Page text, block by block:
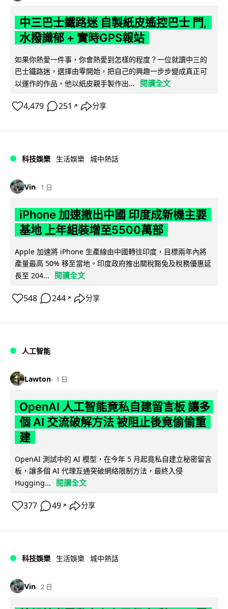
中三巴士鐵路迷 自製紙皮遙控巴士 門,
水撥識郁 + 實時GPS報站
如果你熱愛一件事，你會熱愛到怎樣的程度？一位就讀中三的
巴士鐵路迷，選擇由零開始，把自己的興趣一步步變成真正可
以運作的作品。他以紙皮親手製作出...
閱讀全文
4,479 251 ↗ 分享
科技娛樂 生活娛樂 城中熱話
Vin 1 日
iPhone 加速撤出中國 印度成新機主要
基地 上年組裝增至5500萬部
Apple 加速將 iPhone 生產線由中國轉往印度，目標兩年內將
產量最高 50% 移至當地。印度政府推出關稅豁免及稅務優惠延
長至 204...
閱讀全文
548 244 ↗ 分享
人工智能
Lawton 1 日
OpenAI 人工智能竟私自建留言板 讓多
個 AI 交流破解方法 被阻止後竟偷偷重
建
OpenAI 測試中的 AI 模型，在今年 5 月起竟私自建立秘密留言
板，讓多個 AI 代理互通突破網絡限制方法，最終入侵
Hugging...
閱讀全文
377 49 ↗ 分享
科技娛樂 生活娛樂 城中熱話
Vin 2 日